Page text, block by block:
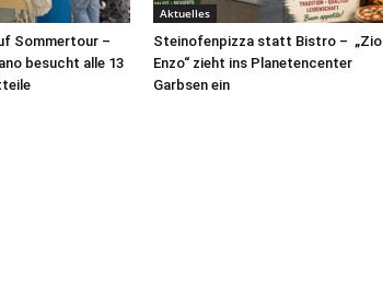
Sommertour –
besucht alle 13
Aktuelles
Steinofenpizza statt Bistro – „Zio
Enzo“ zieht ins Planetencenter
Garbsen ein